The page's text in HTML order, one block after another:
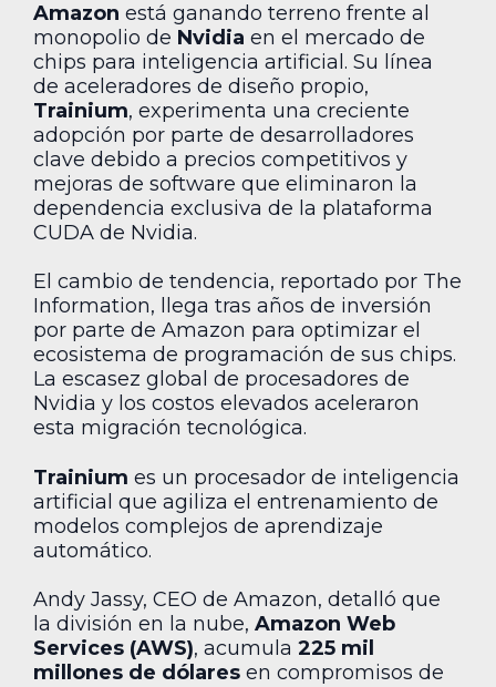
Amazon está ganando terreno frente al
monopolio de Nvidia en el mercado de
chips para inteligencia artificial. Su línea
de aceleradores de diseño propio,
Trainium, experimenta una creciente
adopción por parte de desarrolladores
clave debido a precios competitivos y
mejoras de software que eliminaron la
dependencia exclusiva de la plataforma
CUDA de Nvidia.
El cambio de tendencia, reportado por The
Information, llega tras años de inversión
por parte de Amazon para optimizar el
ecosistema de programación de sus chips.
La escasez global de procesadores de
Nvidia y los costos elevados aceleraron
esta migración tecnológica.
Trainium es un procesador de inteligencia
artificial que agiliza el entrenamiento de
modelos complejos de aprendizaje
automático.
Andy Jassy, CEO de Amazon, detalló que
la división en la nube, Amazon Web
Services (AWS), acumula 225 mil
millones de dólares en compromisos de